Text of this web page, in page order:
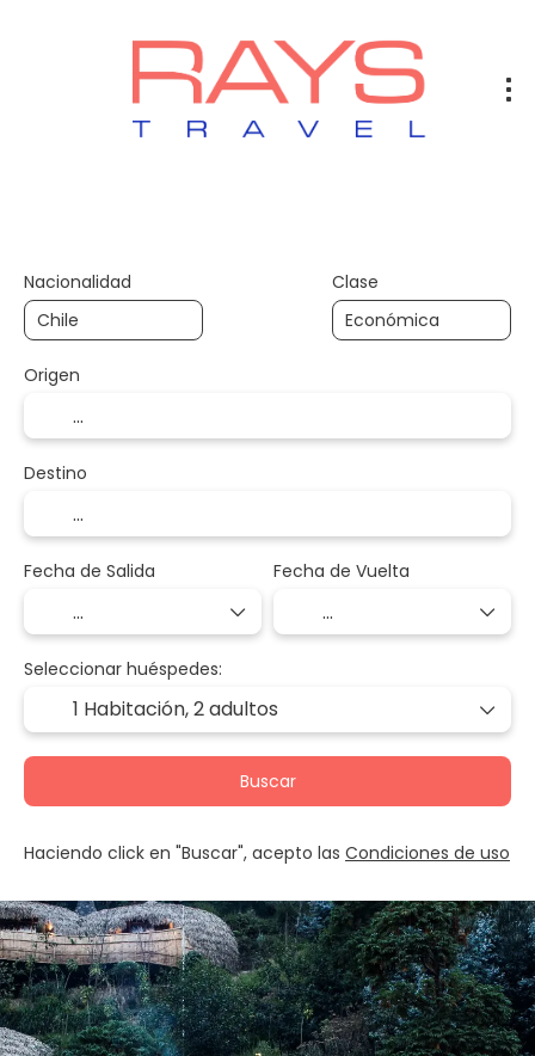
Nacionalidad Clase
Origen
Destino
Fecha de Salida Fecha de Vuelta
Seleccionar huéspedes:
1 Habitación,2 adultos
Buscar
Haciendo click en "Buscar", acepto las Condiciones de uso